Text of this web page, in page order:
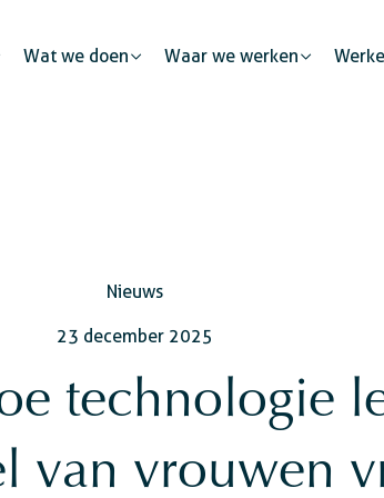
Wat we doen
Mondiale gezondheid
Economische en bedrijfsontwikkeling
Waar we werken
Nieuws
23 december 2025
technologie
van vrouwen